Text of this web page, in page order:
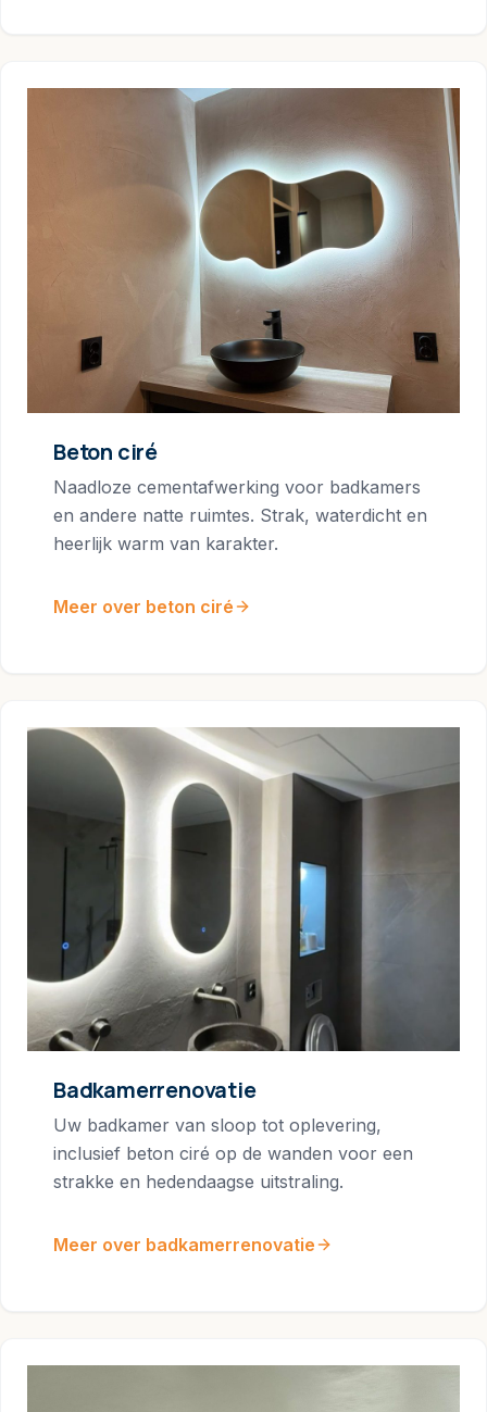
Beton ciré
Naadloze cementafwerking voor badkamers
en andere natte ruimtes. Strak, waterdicht en
heerlijk warm van karakter.
Meer over beton ciré
Badkamerrenovatie
Uw badkamer van sloop tot oplevering,
inclusief beton ciré op de wanden voor een
strakke en hedendaagse uitstraling.
Meer over badkamerrenovatie